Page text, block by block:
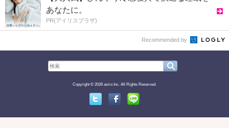
あなたに。
PR(アイリスプラザ)
Recommended by
Copyright © 2026 asiro Inc. All Rights Reserved.